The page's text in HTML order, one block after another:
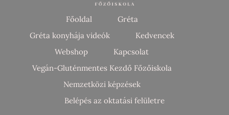
Főoldal
Gréta
Gréta konyhája videók
Kedvencek
Webshop
Kapcsolat
Vegán-Gluténmentes Kezdő Főzőiskola
Nemzetközi képzések
Belépés az oktatási felületre